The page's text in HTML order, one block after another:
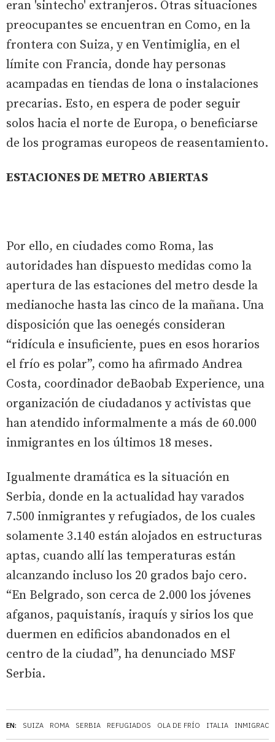
EN: SUIZA ROMA SERBIA REFUGIADOS OLA DE FRÍO ITALIA
eran 'sintecho' extranjeros. Otras situaciones
preocupantes se encuentran en Como, en la
frontera con Suiza, y en Ventimiglia, en el
límite con Francia, donde hay personas
acampadas en tiendas de lona o instalaciones
precarias. Esto, en espera de poder seguir
solos hacia el norte de Europa, o beneficiarse
de los programas europeos de reasentamiento.
ESTACIONES DE METRO ABIERTAS
Por ello, en ciudades como Roma, las
autoridades han dispuesto medidas como la
apertura de las estaciones del metro desde la
medianoche hasta las cinco de la mañana. Una
disposición que las oenegés consideran
“ridícula e insuficiente, pues en esos horarios
el frío es polar”, como ha afirmado Andrea
Costa, coordinador deBaobab Experience, una
organización de ciudadanos y activistas que
han atendido informalmente a más de 60.000
inmigrantes en los últimos 18 meses.
Igualmente dramática es la situación en
Serbia, donde en la actualidad hay varados
7.500 inmigrantes y refugiados, de los cuales
solamente 3.140 están alojados en estructuras
aptas, cuando allí las temperaturas están
alcanzando incluso los 20 grados bajo cero.
“En Belgrado, son cerca de 2.000 los jóvenes
afganos, paquistanís, iraquís y sirios los que
duermen en edificios abandonados en el
centro de la ciudad”, ha denunciado MSF
Serbia.